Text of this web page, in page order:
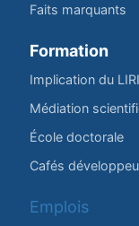
Faits marquants
Formation
Implication du
Médiation
École doctorale
Cafés
Emplois